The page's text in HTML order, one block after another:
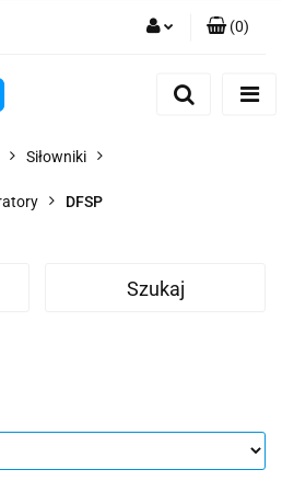
Dodaj zgłoszenie
(0)
Siłowniki
DFSP
Szukaj